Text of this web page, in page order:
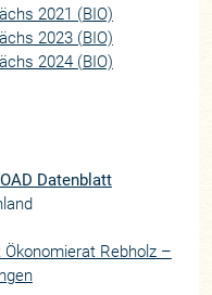
2021 (BIO)
2023 (BIO)
2024 (BIO)
Datenblatt
Ökonomierat Rebholz –